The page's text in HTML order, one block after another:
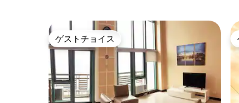
ゲストチョイス
ゲストチョイス